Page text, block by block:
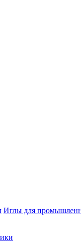
Иглы для